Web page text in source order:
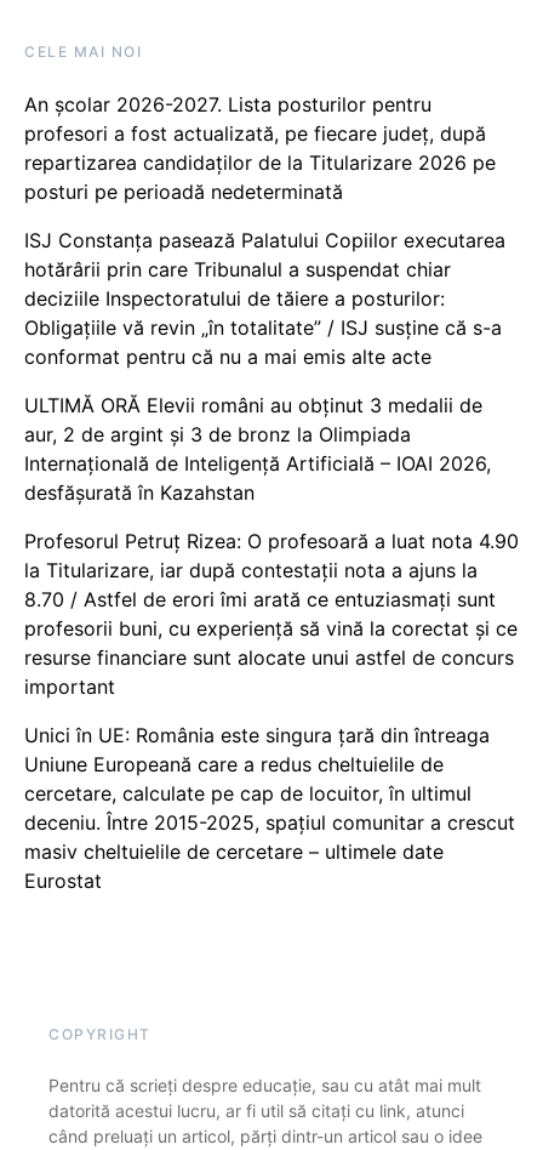
CELE MAI NOI
An școlar 2026-2027. Lista posturilor pentru
profesori a fost actualizată, pe fiecare județ, după
repartizarea candidaților de la Titularizare 2026 pe
posturi pe perioadă nedeterminată
ISJ Constanța pasează Palatului Copiilor executarea
hotărârii prin care Tribunalul a suspendat chiar
deciziile Inspectoratului de tăiere a posturilor:
Obligațiile vă revin „în totalitate” / ISJ susține că s-a
conformat pentru că nu a mai emis alte acte
ULTIMĂ ORĂ Elevii români au obținut 3 medalii de
aur, 2 de argint și 3 de bronz la Olimpiada
Internațională de Inteligență Artificială – IOAI 2026,
desfășurată în Kazahstan
Profesorul Petruț Rizea: O profesoară a luat nota 4.90
la Titularizare, iar după contestații nota a ajuns la
8.70 / Astfel de erori îmi arată ce entuziasmați sunt
profesorii buni, cu experiență să vină la corectat și ce
resurse financiare sunt alocate unui astfel de concurs
important
Unici în UE: România este singura țară din întreaga
Uniune Europeană care a redus cheltuielile de
cercetare, calculate pe cap de locuitor, în ultimul
deceniu. Între 2015-2025, spațiul comunitar a crescut
masiv cheltuielile de cercetare – ultimele date
Eurostat
COPYRIGHT
Pentru că scrieți despre educație, sau cu atât mai mult
datorită acestui lucru, ar fi util să citați cu link, atunci
când preluați un articol, părți dintr-un articol sau o idee